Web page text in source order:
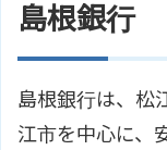
島根銀行
島根銀行は、松
江市を中心に、